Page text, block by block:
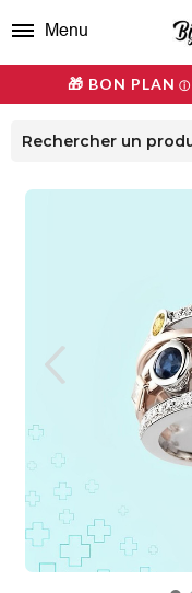
🎁 BON PLAN ⓘ
Menu